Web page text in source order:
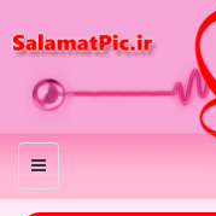
منو